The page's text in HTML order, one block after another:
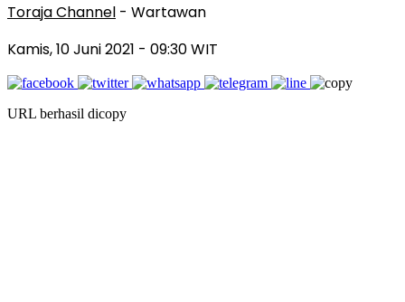
Toraja Channel - Wartawan
Kamis, 10 Juni 2021 - 09:30 WIT
URL berhasil dicopy